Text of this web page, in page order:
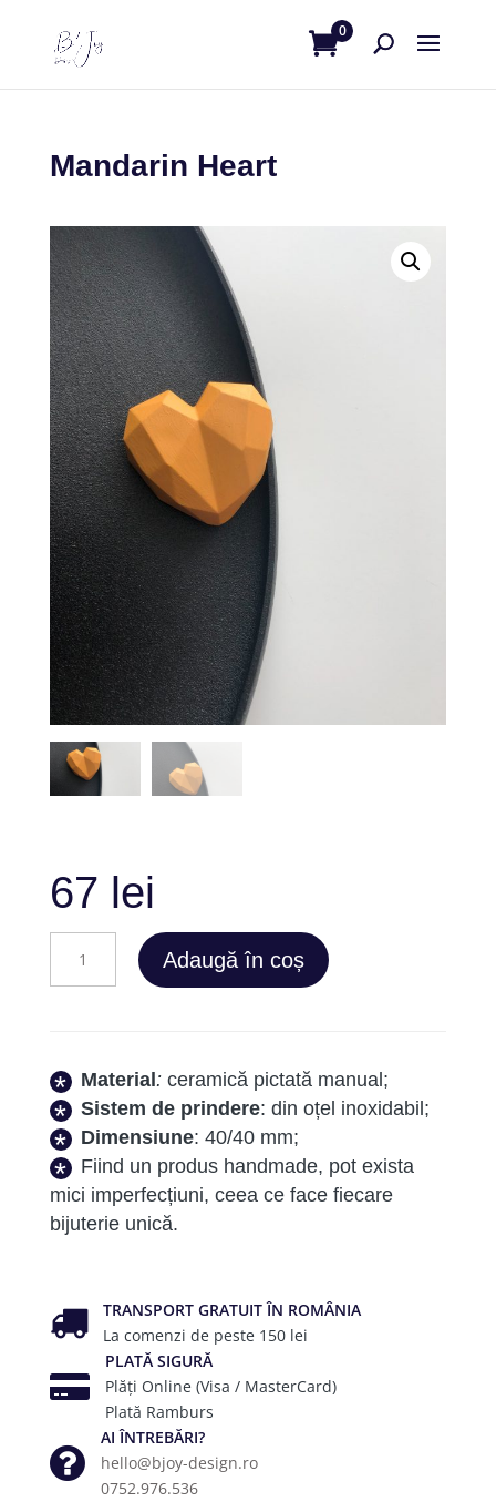
0
Mandarin Heart
67 lei
Mandarin
Adaugă în coș
Material :ceramică pictată manual;
Sistem de prindere: din oțel inoxidabil;
Dimensiune: 40/40 mm;
Fiind un produs handmade, pot exista
mici imperfecțiuni, ceea ce face fiecare
bijuterie unică.
TRANSPORT GRATUIT ÎN ROMÂNIA
La comenzi de peste 150 lei
PLATĂ SIGURĂ
Plăți Online (Visa / MasterCard)
Plată Ramburs
AI ÎNTREBĂRI?
hello@bjoy-design.ro
0752.976.536